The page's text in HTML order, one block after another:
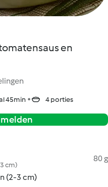
en
45min 4 porties
cm)
80 g
(2-3 cm)